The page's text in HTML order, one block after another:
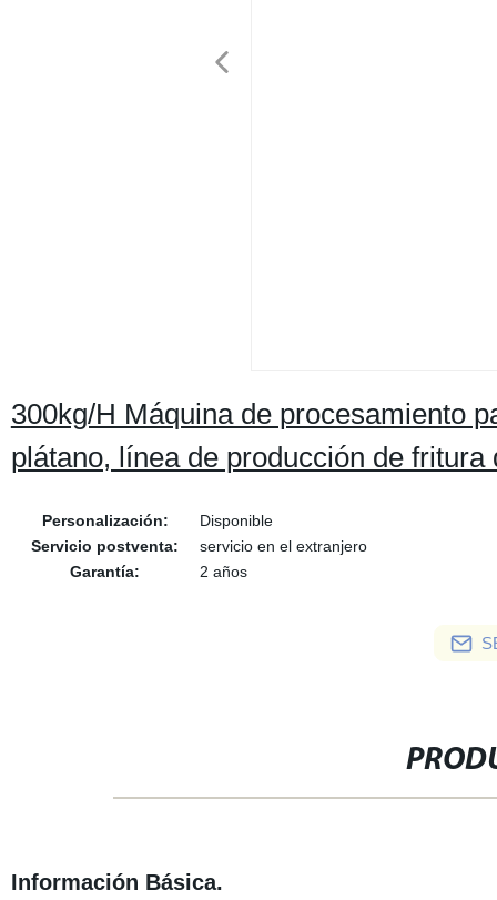
300kg/H Máquina de procesamiento
plátano, línea de producción de fritura
Personalización:
Disponible
Servicio postventa:
servicio en el extranjero
Garantía:
2 años
Información Básica.